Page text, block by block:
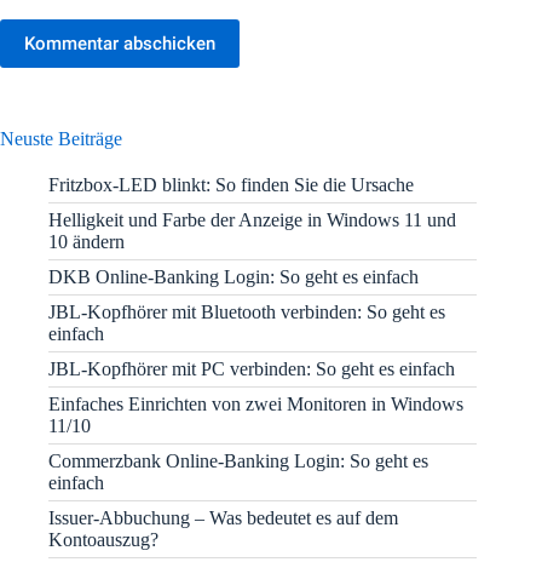
Kommentar abschicken
Neuste Beiträge
Fritzbox-LED blinkt: So finden Sie die Ursache
Helligkeit und Farbe der Anzeige in Windows 11 und
10 ändern
DKB Online-Banking Login: So geht es einfach
JBL-Kopfhörer mit Bluetooth verbinden: So geht es
einfach
JBL-Kopfhörer mit PC verbinden: So geht es einfach
Einfaches Einrichten von zwei Monitoren in Windows
11/10
Commerzbank Online-Banking Login: So geht es
einfach
Issuer-Abbuchung – Was bedeutet es auf dem
Kontoauszug?